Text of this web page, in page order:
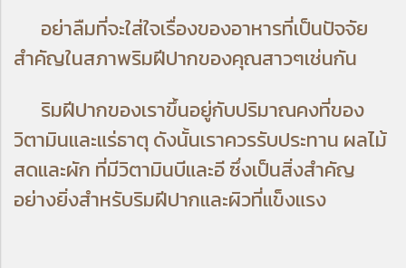
อย่าลืมที่จะใส่ใจเรื่องของอาหารที่เป็นปัจจัย
สำคัญในสภาพริมฝีปากของคุณสาวๆเช่นกัน
ริมฝีปากของเราขึ้นอยู่กับปริมาณคงที่ของ
วิตามินและแร่ธาตุ ดังนั้นเราควรรับประทาน ผลไม้
สดและผัก ที่มีวิตามินบีและอี ซึ่งเป็นสิ่งสำคัญ
อย่างยิ่งสำหรับริมฝีปากและผิวที่แข็งแรง